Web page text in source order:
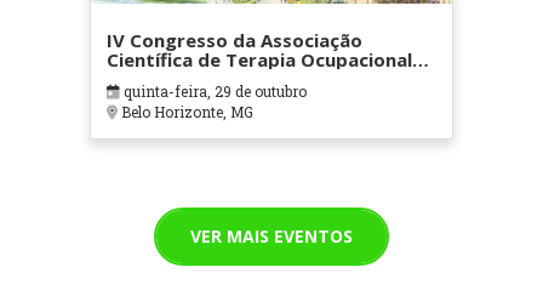
IV Congresso da Associação
Científica de Terapia Ocupacional
em Contextos Hospitalares e
Cuidados Paliativos - ATOHOSP
quinta-feira, 29 de outubro
Belo Horizonte, MG
VER MAIS EVENTOS